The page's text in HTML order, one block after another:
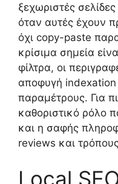
ξεχωριστές
όταν αυτές έχουν
όχι copy-paste
κρίσιμα σημεία
φίλτρα, οι
αποφυγή indexation
παραμέτρους. Για
καθοριστικό ρόλο
και η σαφής
reviews και
Local